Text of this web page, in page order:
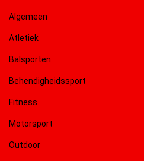
Algemeen
Atletiek
Balsporten
Behendigheidssport
Fitness
Motorsport
Outdoor